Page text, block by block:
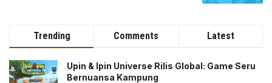
Trending Comments Latest
Upin & Ipin Universe Rilis Global: Game Seru
Bernuansa Kampung